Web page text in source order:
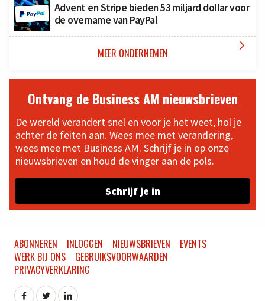
Advent en Stripe bieden 53 miljard dollar voor
de overname van PayPal
MEER ONDERNEMEN 
Ontvang de Business AM nieuwsbrieven
De wereld verandert snel en voor je het weet, hol je
achter de feiten aan. Wees mee met verandering,
wees mee met Business AM. Schrijf je in op onze
nieuwsbrieven en houd de vinger aan de pols.
Schrijf je in
ABONNEREN INLOGGEN NIEUWSBRIEVEN
EVENTS
WERK BIJ ONS
GEBRUIKSVOORWAARDEN
PRIVACYVERKLARING